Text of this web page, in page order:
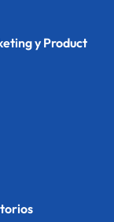
y Product